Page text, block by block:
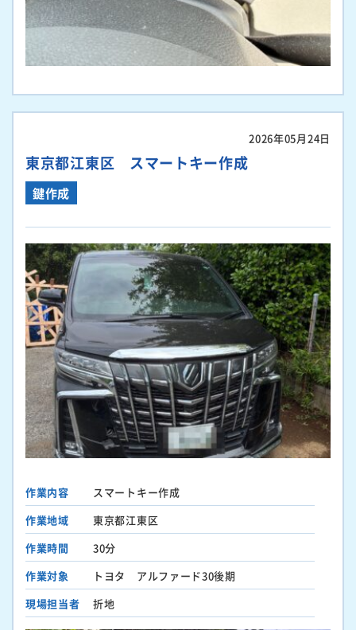
2026年05月24日
東京都江東区 スマートキー作成
鍵作成
作業内容
スマートキー作成
作業地域
東京都江東区
作業時間
30分
作業対象
トヨタ アルファード30後期
現場担当者
折地